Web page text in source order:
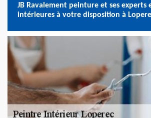
JB Ravalement peinture et ses experts
intérieures à votre disposition à